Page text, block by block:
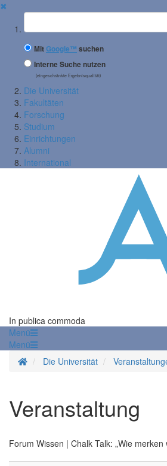
✖
Suchbegriff
MitGoogle™ suchen
Interne Suche nutzen
(eingeschränkte Ergebnisqualität)
Die Universität
Fakultäten
Forschung
Studium
Einrichtungen
Alumni
International
In publica commoda
Menü
Menü
StartseiteDie Universität
Veranstaltung
Forum Wissen | Chalk Talk: „Wie